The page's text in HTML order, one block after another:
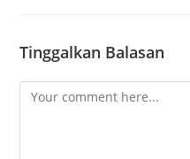
Tinggalkan Balasan
Comment